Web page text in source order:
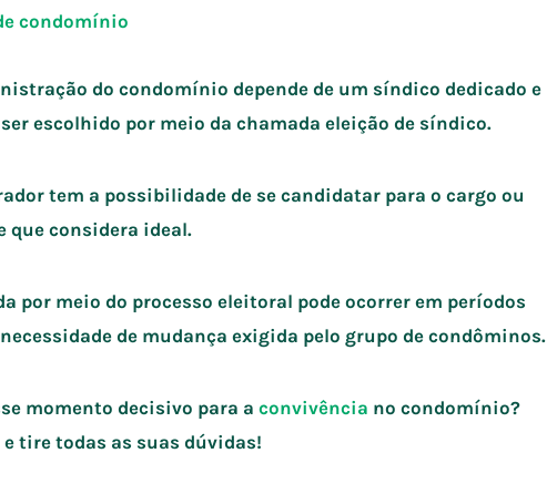
condomínio
do condomínio depende de um síndico dedicado e
escolhido por meio da chamada eleição de síndico.
tem a possibilidade de se candidatar para o cargo ou
que considera ideal.
por meio do processo eleitoral pode ocorrer em períodos
de mudança exigida pelo grupo de condôminos.
momento decisivo para a convivência no condomínio?
tire todas as suas dúvidas!